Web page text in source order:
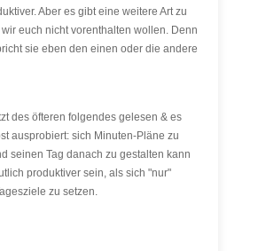
Aber es gibt eine weitere Art zu
euch nicht vorenthalten wollen. Denn
sie eben den einen oder die andere
des öfteren folgendes gelesen & es
ausprobiert: sich Minuten-Pläne zu
seinen Tag danach zu gestalten kann
produktiver sein, als sich "nur"
zu setzen.